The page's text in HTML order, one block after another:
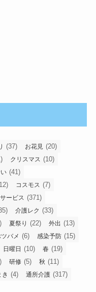
(37) お花見 (20)
クリスマス (10)
(41)
コスモス (7)
ービス (371)
介護レク (33)
夏祭り (22) 外出 (13)
バメ (6) 感染予防 (15)
日曜日 (10) 春 (19)
研修 (5) 秋 (11)
き (4) 通所介護 (317)